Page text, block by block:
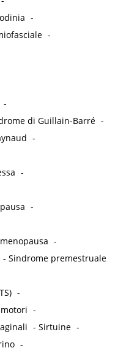
-
-
-
di Guillain-Barré -
-
-
-
-
-Sindrome premestruale
-
-
-Sirtuine -
-